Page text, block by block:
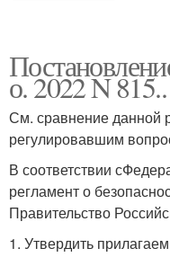
о. 2022 N 815..
См. сравнение данной
регулировавшим
В соответствии
регламент о
Правительство
1. Утвердить